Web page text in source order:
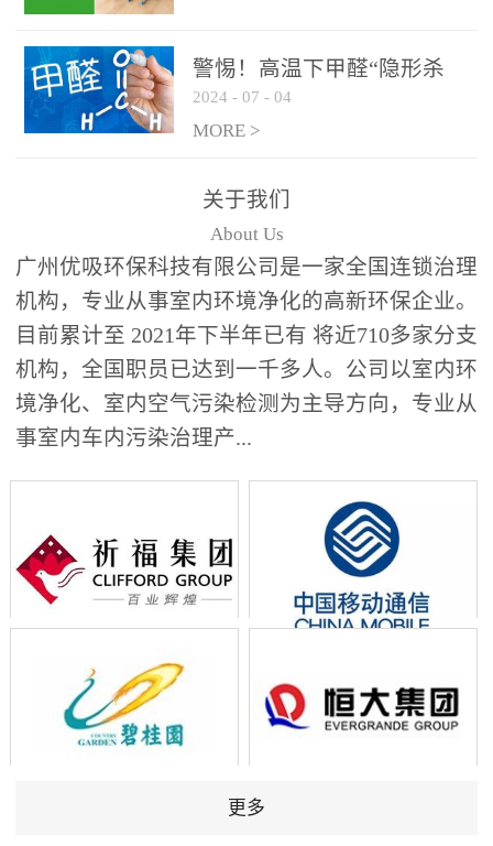
警惕！高温下甲醛“隐形杀
手”来袭，你的家安全吗？
2024 - 07 - 04
MORE >
关于我们
About Us
广州优吸环保科技有限公司是一家全国连锁治理
机构，专业从事室内环境净化的高新环保企业。
目前累计至 2021年下半年已有 将近710多家分支
机构，全国职员已达到一千多人。公司以室内环
境净化、室内空气污染检测为主导方向，专业从
事室内车内污染治理产...
更多